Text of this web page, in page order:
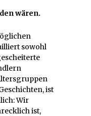
wären.
sowohl
ist
Wir
ist,